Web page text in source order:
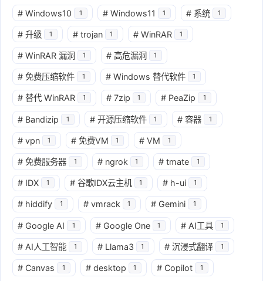
# Windows10 1 # Windows11 1 # 系统 1
# 升级 1 # trojan 1 # WinRAR 1
# WinRAR 漏洞 1 # 高危漏洞 1
# 免费压缩软件 1 # Windows 替代软件 1
# 替代 WinRAR 1 # 7zip 1 # PeaZip 1
# Bandizip 1 # 开源压缩软件 1 # 容器 1
# vpn 1 # 免费VM 1 # VM 1
# 免费服务器 1 # ngrok 1 # tmate 1
# IDX 1 # 谷歌IDX云主机 1 # h-ui 1
# hiddify 1 # vmrack 1 # Gemini 1
# Google AI 1 # Google One 1 # AI工具 1
# AI人工智能 1 # Llama3 1 # 沉浸式翻译 1
# Canvas 1 # desktop 1 # Copilot 1